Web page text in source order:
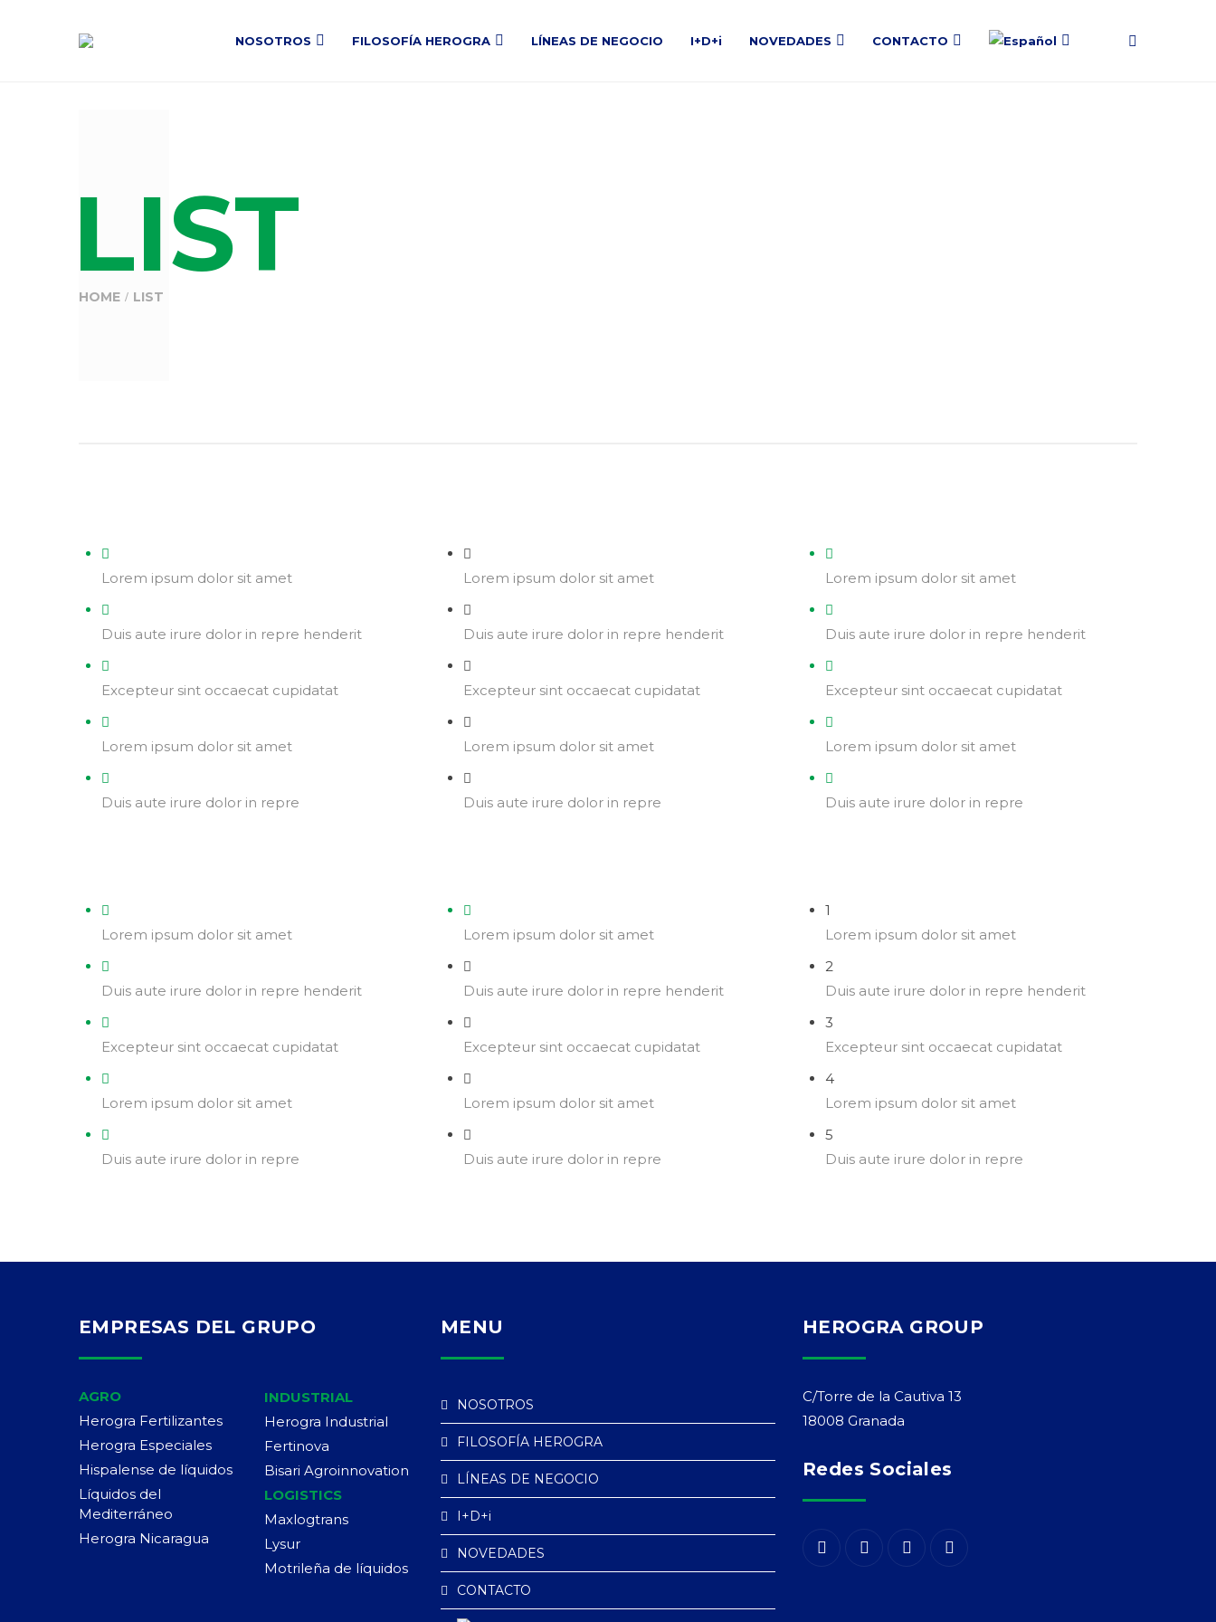
NOSOTROS FILOSOFÍA HEROGRA LÍNEAS DE NEGOCIO I+D+i NOVEDADES CONTACTO
LIST
HOME LIST
Lorem ipsum dolor sit amet
Duis aute irure dolor in repre henderit
Excepteur sint occaecat cupidatat
Lorem ipsum dolor sit amet
Duis aute irure dolor in repre
Lorem ipsum dolor sit amet
Duis aute irure dolor in repre henderit
Excepteur sint occaecat cupidatat
Lorem ipsum dolor sit amet
Duis aute irure dolor in repre
Lorem ipsum dolor sit amet
Duis aute irure dolor in repre henderit
Excepteur sint occaecat cupidatat
Lorem ipsum dolor sit amet
Duis aute irure dolor in repre
Lorem ipsum dolor sit amet
Duis aute irure dolor in repre henderit
Excepteur sint occaecat cupidatat
Lorem ipsum dolor sit amet
Duis aute irure dolor in repre
Lorem ipsum dolor sit amet
Duis aute irure dolor in repre henderit
Excepteur sint occaecat cupidatat
Lorem ipsum dolor sit amet
Duis aute irure dolor in repre
1
Lorem ipsum dolor sit amet
2
Duis aute irure dolor in repre henderit
3
Excepteur sint occaecat cupidatat
4
Lorem ipsum dolor sit amet
5
Duis aute irure dolor in repre
EMPRESAS DEL GRUPO
AGRO
Herogra Fertilizantes
Herogra Especiales
Hispalense de líquidos
Líquidos del
Mediterráneo
Herogra Nicaragua
INDUSTRIAL
Herogra Industrial
Fertinova
Bisari Agroinnovation
LOGISTICS
Maxlogtrans
Lysur
Motrileña de líquidos
MENU
NOSOTROS
FILOSOFÍA HEROGRA
LÍNEAS DE NEGOCIO
I+D+i
NOVEDADES
CONTACTO
HEROGRA GROUP
C/Torre de la Cautiva 13
18008 Granada
Redes Sociales